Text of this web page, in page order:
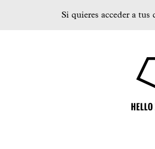
Si quieres acceder a tus